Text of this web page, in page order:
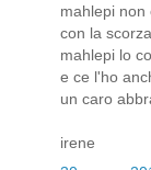
mahlepi non
con la
mahlepi lo
e ce l'ho
un caro
irene